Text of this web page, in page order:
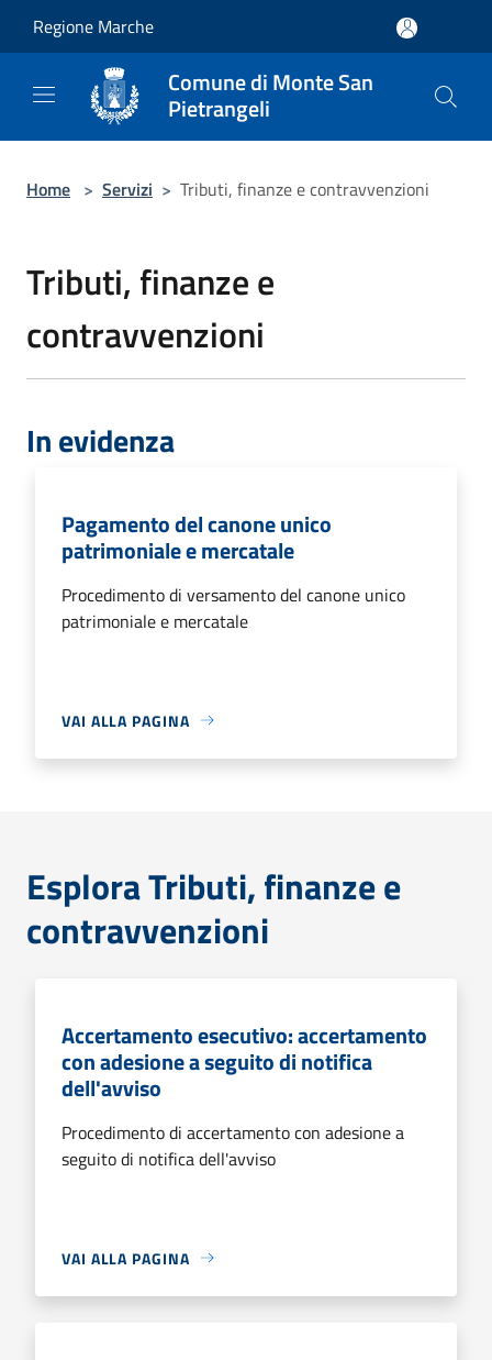
Regione Marche
Comune di Monte San
Pietrangeli
Home > Servizi > Tributi, finanze e contravvenzioni
Tributi, finanze e
contravvenzioni
In evidenza
Pagamento del canone unico
patrimoniale e mercatale
Procedimento di versamento del canone unico
patrimoniale e mercatale
VAI ALLA PAGINA
Esplora Tributi, finanze e
contravvenzioni
Accertamento esecutivo: accertamento
con adesione a seguito di notifica
dell'avviso
Procedimento di accertamento con adesione a
seguito di notifica dell'avviso
VAI ALLA PAGINA